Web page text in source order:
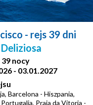
- rejs 39 dni
39 nocy
- 03.01.2027
Barcelona - Hiszpania,
Praia da Vitoria -